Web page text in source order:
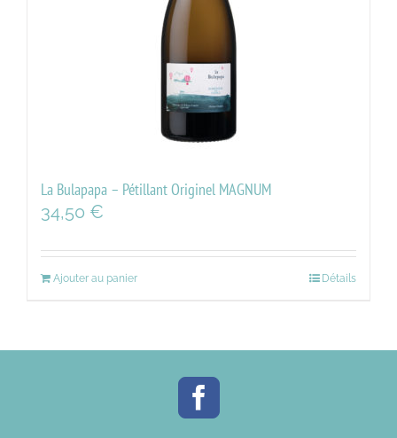
La Bulapapa – Pétillant Originel MAGNUM
34,50 €
Ajouter au panier Détails